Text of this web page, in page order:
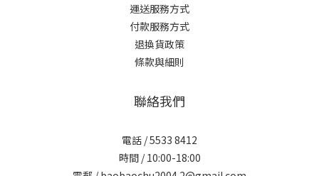
運送服務方式
付款服務方式
退換貨政策
條款與細則
聯絡我們
電話 / 5533 8412
時間 / 10:00-18:00